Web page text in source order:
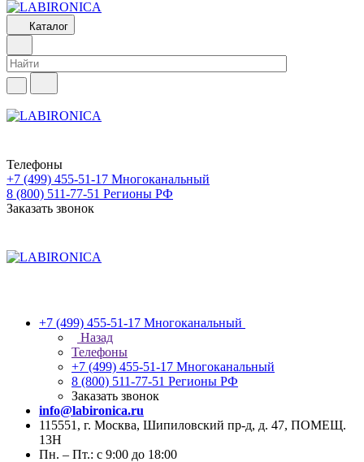
Каталог
Телефоны
+7 (499) 455-51-17 Многоканальный
8 (800) 511-77-51 Регионы РФ
Заказать звонок
+7 (499) 455-51-17 Многоканальный
Назад
Телефоны
+7 (499) 455-51-17 Многоканальный
8 (800) 511-77-51 Регионы РФ
Заказать звонок
info@labironica.ru
115551, г. Москва, Шипиловский пр-д, д. 47, ПОМЕЩ.
13Н
Пн. – Пт.: с 9:00 до 18:00